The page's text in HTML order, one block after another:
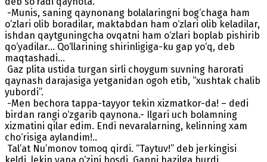
-Munis, saning qaynonang bolalaringni bog‘chaga ham
o‘zlari olib boradilar, maktabdan ham o‘zlari olib keladilar,
ishdan qaytguningcha ovqatni ham o‘zlari boplab pishirib
qo‘yadilar... Qo‘llarining shirinligiga-ku gap yo‘q, deb
maqtashadi...
Gaz plita ustida turgan sirli choygum suvning harorati
qaynash darajasiga yetganidan ogoh etib, “xushtak chalib
yubordi”.
-Men bechora tappa-tayyor tekin xizmatkor-da! – dedi
birdan rangi o‘zgarib qaynona.- Ilgari uch bolamning
xizmatini qilar edim. Endi nevaralarning, kelinning xam
cho‘risiga aylandim!..
Tal’at Nu’monov tomoq qirdi. “Taytuv!” deb jerkingisi
keldi, lekin yana o‘zini bosdi. Gapni hazilga burdi.